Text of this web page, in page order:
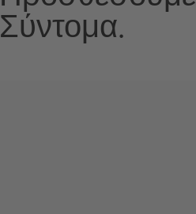
Σύντομα.